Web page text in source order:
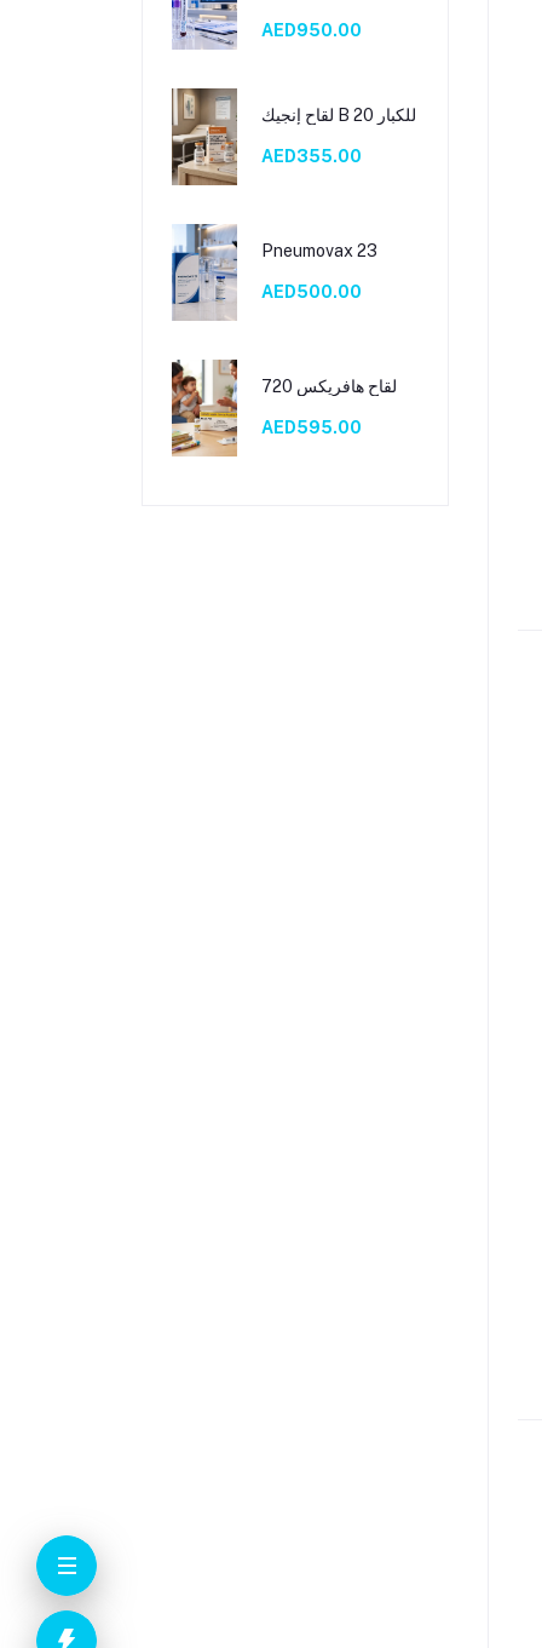
AED950.00
لقاح إنجيك B 20 للكبار
AED355.00
Pneumovax 23
AED500.00
لقاح هافريكس 720
AED595.00